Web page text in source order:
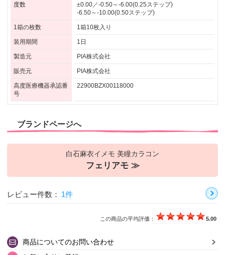
度数
±0.00／-0.50～-6.00(0.25ステップ)
-6.50～-10.00(0.50ステップ)
1箱の枚数 1箱10枚入り
装用期間 1日
製造元 PIA株式会社
販売元 PIA株式会社
高度医療機器承認番
号
22900BZX00118000
ブランドページへ
白石麻衣イメモ 美瞳カラコン
フェリアモ ≫
レビュー件数： 1件
この商品の平均評価： 5.00
商品についてのお問い合わせ